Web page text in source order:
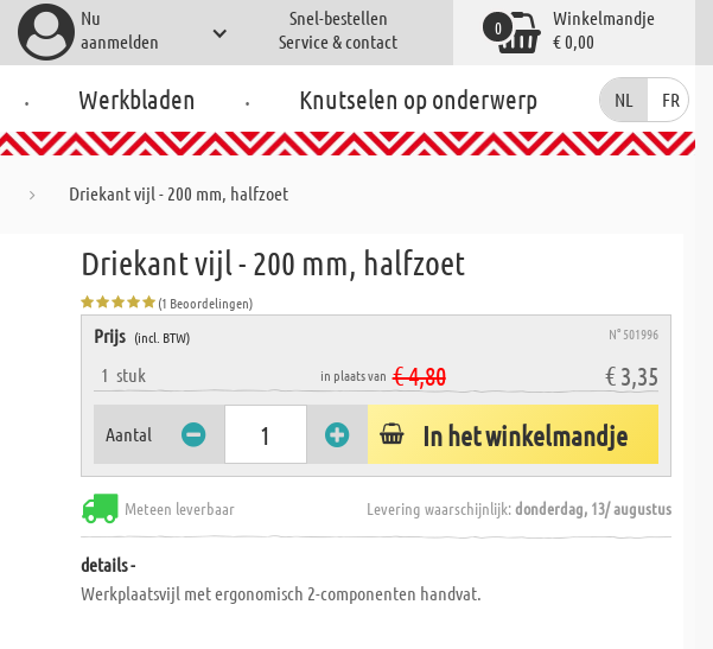
Nu
aanmelden
Snel-bestellen
Service & contact
Winkelmandje
€ 0,00
0
. Werkbladen . Knutselen op onderwerp NL FR
Driekant vijl - 200 mm, halfzoet
Driekant vijl - 200 mm, halfzoet
(1 Beoordelingen)
Prijs (incl. BTW) N° 501996
1stuk in plaats van € 4,80 € 3,35
Aantal In het winkelmandje
Meteen leverbaar Levering waarschijnlijk:donderdag, 13/ augustus
details -
Werkplaatsvijl met ergonomisch 2-componenten handvat.